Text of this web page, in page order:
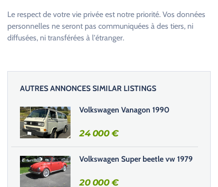
a
s
s
e
r
c
e
c
Le respect de votre vie privée est notre priorité. Vos données
personnelles ne seront pas communiquées à des tiers, ni
diffusées, ni transférées à l'étranger.
AUTRES ANNONCES SIMILAR LISTINGS
Volkswagen Vanagon 1990
24 000€
Volkswagen Super beetle vw 1979
20 000€